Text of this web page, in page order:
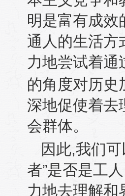
明是富有成效
通人的生活方
力地尝试着通
的角度对历
深地促使着去
会群体。
因此,我们
者”是否是工
力地去理解和